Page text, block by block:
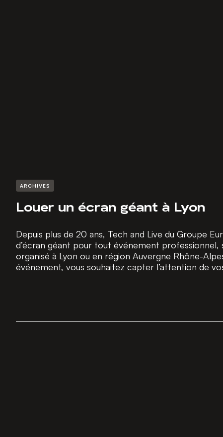
ARCHIVES
Louer un écran géant à Lyon
Depuis plus de 20 ans, Tech and Live du Groupe
d’écran géant pour tout événement
organisé à Lyon ou en région Auvergne Rhône-
événement, vous souhaitez capter l’attention de